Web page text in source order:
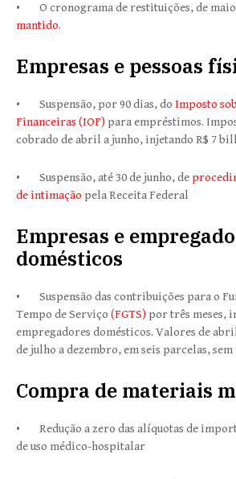
• O cronograma de restituições, de maio
mantido.
Empresas e pessoas
• Suspensão, por 90 dias, do Imposto
Financeiras (IOF) para empréstimos.
cobrado de abril a junho, injetando R$ 7
• Suspensão, até 30 de junho, de
de intimação pela Receita Federal
Empresas e
domésticos
• Suspensão das contribuições para o
Tempo de Serviço (FGTS) por três meses,
empregadores domésticos. Valores de
de julho a dezembro, em seis parcelas,
Compra de materiais
• Redução a zero das alíquotas de
de uso médico-hospitalar